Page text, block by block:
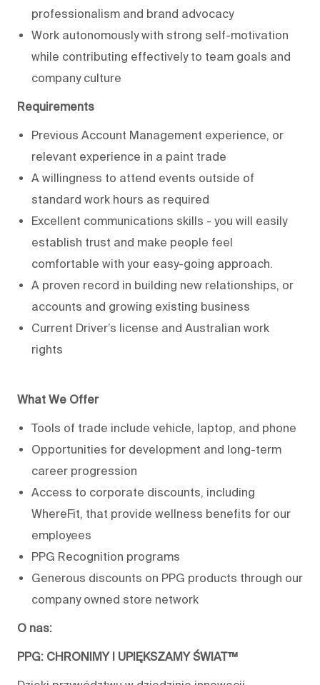
professionalism and brand advocacy
Work autonomously with strong self-motivation
while contributing effectively to team goals and
company culture
Requirements
Previous Account Management experience, or
relevant experience in a paint trade
A willingness to attend events outside of
standard work hours as required
Excellent communications skills - you will easily
establish trust and make people feel
comfortable with your easy-going approach.
A proven record in building new relationships, or
accounts and growing existing business
Current Driver’s license and Australian work
rights
What We Offer
Tools of trade include vehicle, laptop, and phone
Opportunities for development and long-term
career progression
Access to corporate discounts, including
WhereFit, that provide wellness benefits for our
employees
PPG Recognition programs
Generous discounts on PPG products through our
company owned store network
O nas:
PPG: CHRONIMY I UPIĘKSZAMY ŚWIAT™